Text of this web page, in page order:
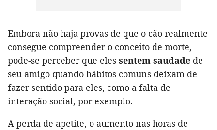
Embora não haja provas de que o cão realmente
consegue compreender o conceito de morte,
pode-se perceber que eles sentem saudade de
seu amigo quando hábitos comuns deixam de
fazer sentido para eles, como a falta de
interação social, por exemplo.
A perda de apetite, o aumento nas horas de